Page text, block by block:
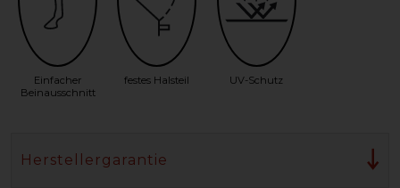
Einfacher
Beinausschnitt
festes Halsteil UV-Schutz
Herstellergarantie